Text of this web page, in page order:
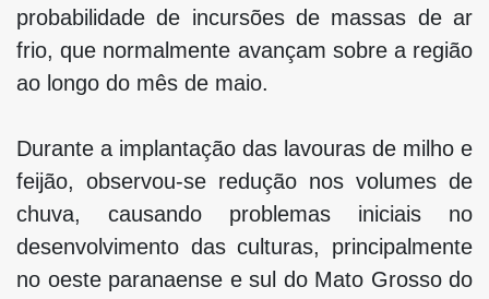
probabilidade de incursões de massas de ar
frio, que normalmente avançam sobre a região
ao longo do mês de maio.
Durante a implantação das lavouras de milho e
feijão, observou-se redução nos volumes de
chuva, causando problemas iniciais no
desenvolvimento das culturas, principalmente
no oeste paranaense e sul do Mato Grosso do